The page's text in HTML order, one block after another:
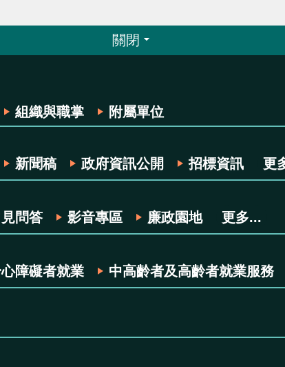
關閉
組織與職掌 附屬單位
新聞稿 政府資訊公開 招標資訊 更
問答 影音專區 廉政園地 更多...
障礙者就業 中高齡者及高齡者就業服務